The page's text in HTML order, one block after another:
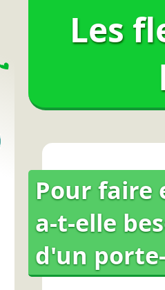
Les
Pour faire
a-t-elle
d'un